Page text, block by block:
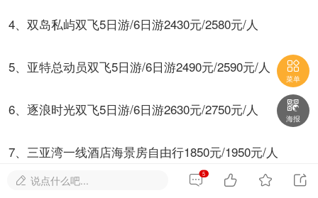
4、双岛私屿双飞5日游/6日游2430元/2580元/人
5、亚特总动员双飞5日游/6日游2490元/2590元/人
6、逐浪时光双飞5日游/6日游2630元/2750元/人
7、三亚湾一线酒店海景房自由行1850元/1950元/人

菜单

海报
 说点什么吧... 5   